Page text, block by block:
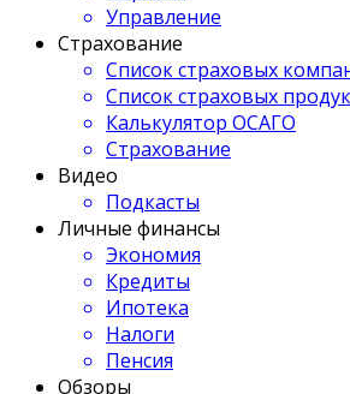
Управление
Страхование
Список страховых
Список страховых
Калькулятор ОСАГО
Страхование
Видео
Подкасты
Личные финансы
Экономия
Кредиты
Ипотека
Налоги
Пенсия
Обзоры